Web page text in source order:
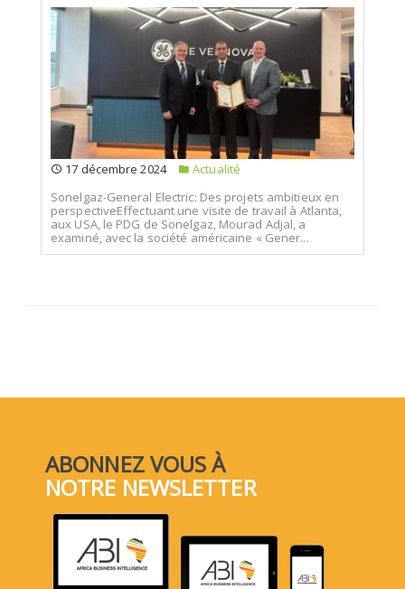
17 décembre 2024
Actualité
Sonelgaz-General Electric: Des projets ambitieux en
perspectiveEffectuant une visite de travail à Atlanta,
aux USA, le PDG de Sonelgaz, Mourad Adjal, a
examiné, avec la société américaine « Gener...
ABONNEZ VOUS À
NOTRE NEWSLETTER